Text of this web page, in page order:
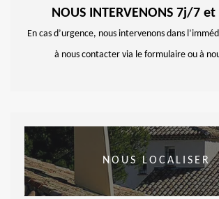
NOUS INTERVENONS 7j/7
En cas d’urgence, nous intervenons dans
à nous contacter via le formulaire ou à
NOUS LOCALISER